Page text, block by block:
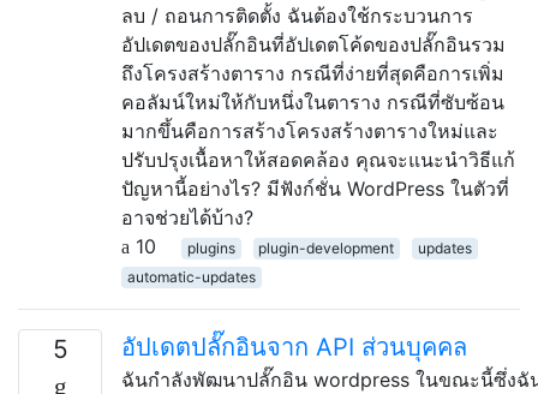
ลบ / ถอนการติดตั้ง ฉันต้องใช้กระบวนการ
อัปเดตของปลั๊กอินที่อัปเดตโค้ดของปลั๊กอินรวม
ถึงโครงสร้างตาราง กรณีที่ง่ายที่สุดคือการเพิ่ม
คอลัมน์ใหม่ให้กับหนึ่งในตาราง กรณีที่ซับซ้อน
มากขึ้นคือการสร้างโครงสร้างตารางใหม่และ
ปรับปรุงเนื้อหาให้สอดคล้อง คุณจะแนะนำวิธีแก้
ปัญหานี้อย่างไร? มีฟังก์ชั่น WordPress ในตัวที่
อาจช่วยได้บ้าง?
10
plugins plugin-development
updates
automatic-updates
5 อัปเดตปลั๊กอินจาก API ส่วนบุคคล
ฉันกำลังพัฒนาปลั๊กอิน wordpress ในขณะนี้ซึ่งฉั